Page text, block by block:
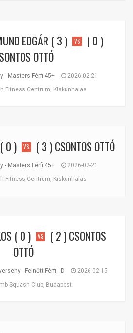
EDGÁR ( 3 ) VS
( 0 )
OTTÓ
- Masters Férfi 45+
2026-02-21
Fitness Centrum, Kiskunhalas
( 0 ) VS ( 3 )CSONTOS OTTÓ
- Masters Férfi 45+
2026-02-21
Fitness Centrum, Kiskunhalas
( 0 ) VS ( 2 )CSONTOS
OTTÓ
- Felnőtt Férfi - D
2026-02-15
Squash Club, Budapest